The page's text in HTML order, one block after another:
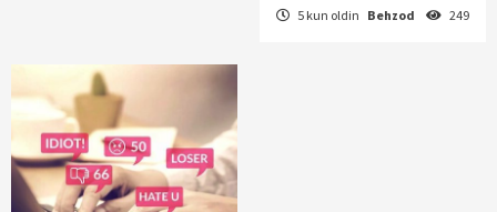
5 kun oldin Behzod 249